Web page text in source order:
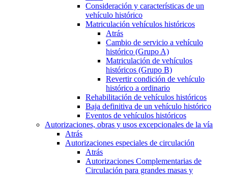
Consideración y características de un
vehículo histórico
Matriculación vehículos históricos
Atrás
Cambio de servicio a vehículo
histórico (Grupo A)
Matriculación de vehículos
históricos (Grupo B)
Revertir condición de vehículo
histórico a ordinario
Rehabilitación de vehículos históricos
Baja definitiva de un vehículo histórico
Eventos de vehículos históricos
Autorizaciones, obras y usos excepcionales de la vía
Atrás
Autorizaciones especiales de circulación
Atrás
Autorizaciones Complementarias de
Circulación para grandes masas y